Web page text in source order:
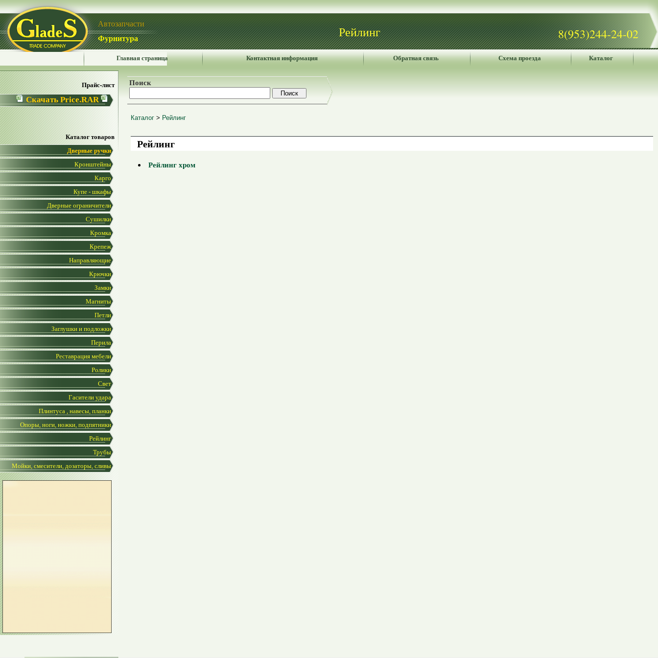
Автозапчасти
Фурнитура
Рейлинг 8(953)244-24-02
Главная страница Контактная информация Обратная связь Схема проезда Каталог
Прайс-лист
Скачать Price.RAR
Каталог товаров
Дверные ручки
Кронштейны
Карго
Купе - шкафы
Дверные ограничители
Сушилки
Кромка
Крепеж
Направляющие
Крючки
Замки
Магниты
Петли
Заглушки и подложки
Перила
Реставрация мебели
Ролики
Свет
Гасители удара
Плинтуса , навесы, планки
Опоры, ноги, ножки, подпятники
Рейлинг
Трубы
Мойки, смесители, дозаторы, сливы
Поиск
Каталог > Рейлинг
Рейлинг
Рейлинг хром